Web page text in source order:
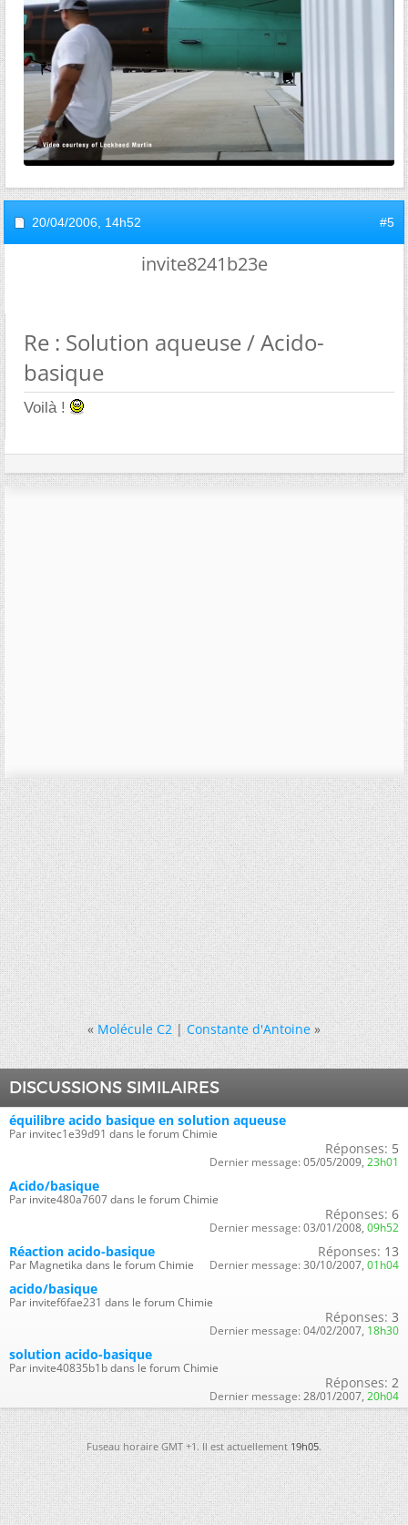
20/04/2006, 14h52 #5
invite8241b23e
Re : Solution aqueuse / Acido-
basique
Voilà !
« Molécule C2|Constante d'Antoine »
DISCUSSIONS SIMILAIRES
équilibre acido basique en solution aqueuse
Par invitec1e39d91 dans le forum Chimie
Réponses: 5
Dernier message: 05/05/2009, 23h01
Acido/basique
Par invite480a7607 dans le forum Chimie
Réponses: 6
Dernier message: 03/01/2008, 09h52
Réaction acido-basique
Par Magnetika dans le forum Chimie
Réponses: 13
Dernier message: 30/10/2007, 01h04
acido/basique
Par invitef6fae231 dans le forum Chimie
Réponses: 3
Dernier message: 04/02/2007, 18h30
solution acido-basique
Par invite40835b1b dans le forum Chimie
Réponses: 2
Dernier message: 28/01/2007, 20h04
Fuseau horaire GMT +1. Il est actuellement19h05.